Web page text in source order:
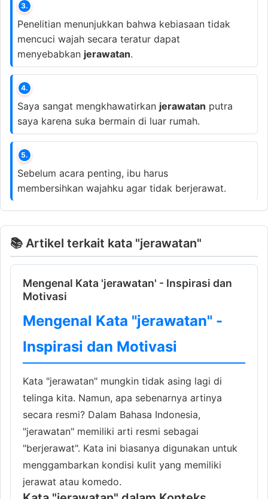
3.
Penelitian menunjukkan bahwa kebiasaan tidak
mencuci wajah secara teratur dapat
menyebabkan jerawatan.
4.
Saya sangat mengkhawatirkan jerawatan putra
saya karena suka bermain di luar rumah.
5.
Sebelum acara penting, ibu harus
membersihkan wajahku agar tidak berjerawat.
📚 Artikel terkait kata "jerawatan"
Mengenal Kata 'jerawatan' - Inspirasi dan
Motivasi
Mengenal Kata "jerawatan" -
Inspirasi dan Motivasi
Kata "jerawatan" mungkin tidak asing lagi di
telinga kita. Namun, apa sebenarnya artinya
secara resmi? Dalam Bahasa Indonesia,
"jerawatan" memiliki arti resmi sebagai
"berjerawat". Kata ini biasanya digunakan untuk
menggambarkan kondisi kulit yang memiliki
jerawat atau komedo.